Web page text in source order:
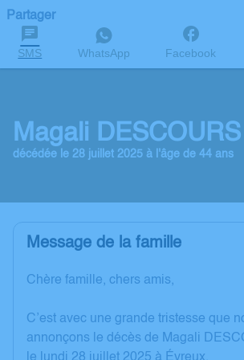
Partager
SMS WhatsApp Facebook
Magali DESCOURS
décédée le 28 juillet 2025 à l'âge de 44 ans
Message de la famille
Chère famille, chers amis,
C’est avec une grande tristesse que
annonçons le décès de Magali